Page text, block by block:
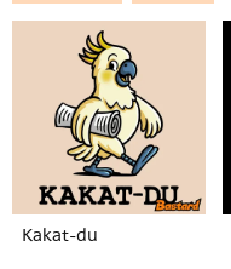
Kakat-du